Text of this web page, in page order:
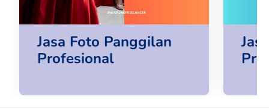
Jasa Foto Panggilan
Profesional